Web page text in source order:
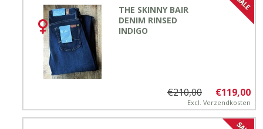
THE SKINNY BAIR
DENIM RINSED
INDIGO
€119,00
€210,00
Excl. Verzendkosten